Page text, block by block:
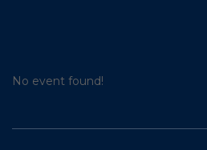
No event found!